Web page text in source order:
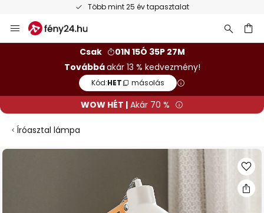
Több mint 25 év tapasztalat
Ugrás
a
Csak
01N 15Ó 35P 26M
Továbbáakár 13 % kedvezmény!
Kód:HET másolás
WOW HÉT | Akár 70 %
Íróasztal lámpa
Ugrás